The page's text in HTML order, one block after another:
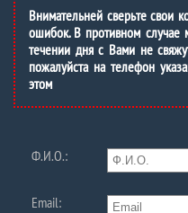
Внимательней сверьте свои
ошибок. В противном
течении дня с Вами не
пожалуйста на телефон
этом
Ф.И.О.:
Email: